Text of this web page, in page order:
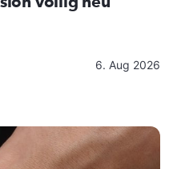
6. Aug 2026